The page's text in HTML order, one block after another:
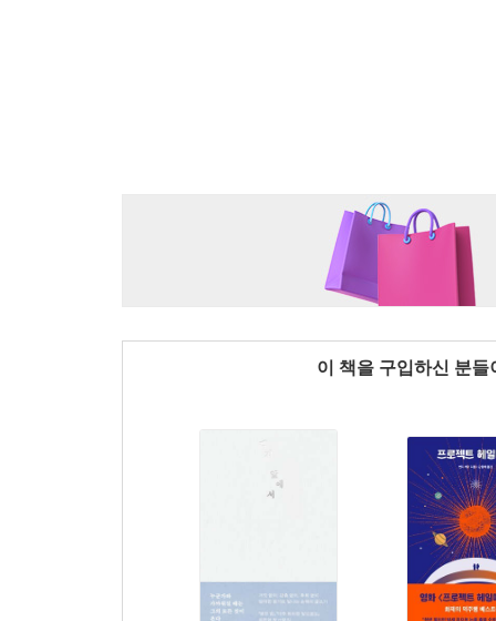
이 책을 구입하신 분